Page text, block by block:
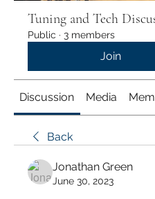
Tuning and Tech
Public · 3 members
Join
Discussion Media
Back
Jonathan Green
June 30, 2023